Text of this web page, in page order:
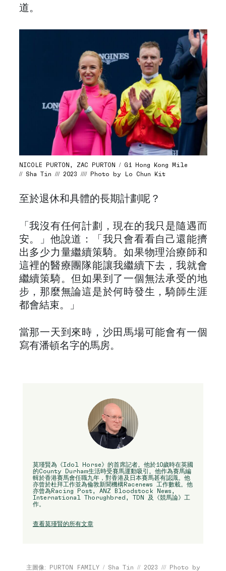
道。
NICOLE PURTON, ZAC PURTON / G1 Hong Kong Mile
// Sha Tin /// 2023 //// Photo by Lo Chun Kit
至於退休和具體的長期計劃呢？
「我沒有任何計劃，現在的我只是隨遇而
安。」他說道：「我只會看看自己還能擠
出多少力量繼續策騎。如果物理治療師和
這裡的醫療團隊能讓我繼續下去，我就會
繼續策騎。但如果到了一個無法承受的地
步，那麼無論這是於何時發生，騎師生涯
都會結束。」
當那一天到來時，沙田馬場可能會有一個
寫有潘頓名字的馬房。
莫瑾賢為《Idol Horse》的首席記者。他於10歲時在英國
的County Durham生活時受賽馬運動吸引。他作為賽馬編
輯於香港賽馬會任職九年，對香港及日本賽馬甚有認識。他
亦曾於杜拜工作並為倫敦新聞機構Racenews 工作數載。他
亦曾為Racing Post, ANZ Bloodstock News,
International Thorughbred, TDN 及《競馬論》工
作。
查看莫瑾賢的所有文章
主圖像: PURTON FAMILY / Sha Tin // 2023 /// Photo by